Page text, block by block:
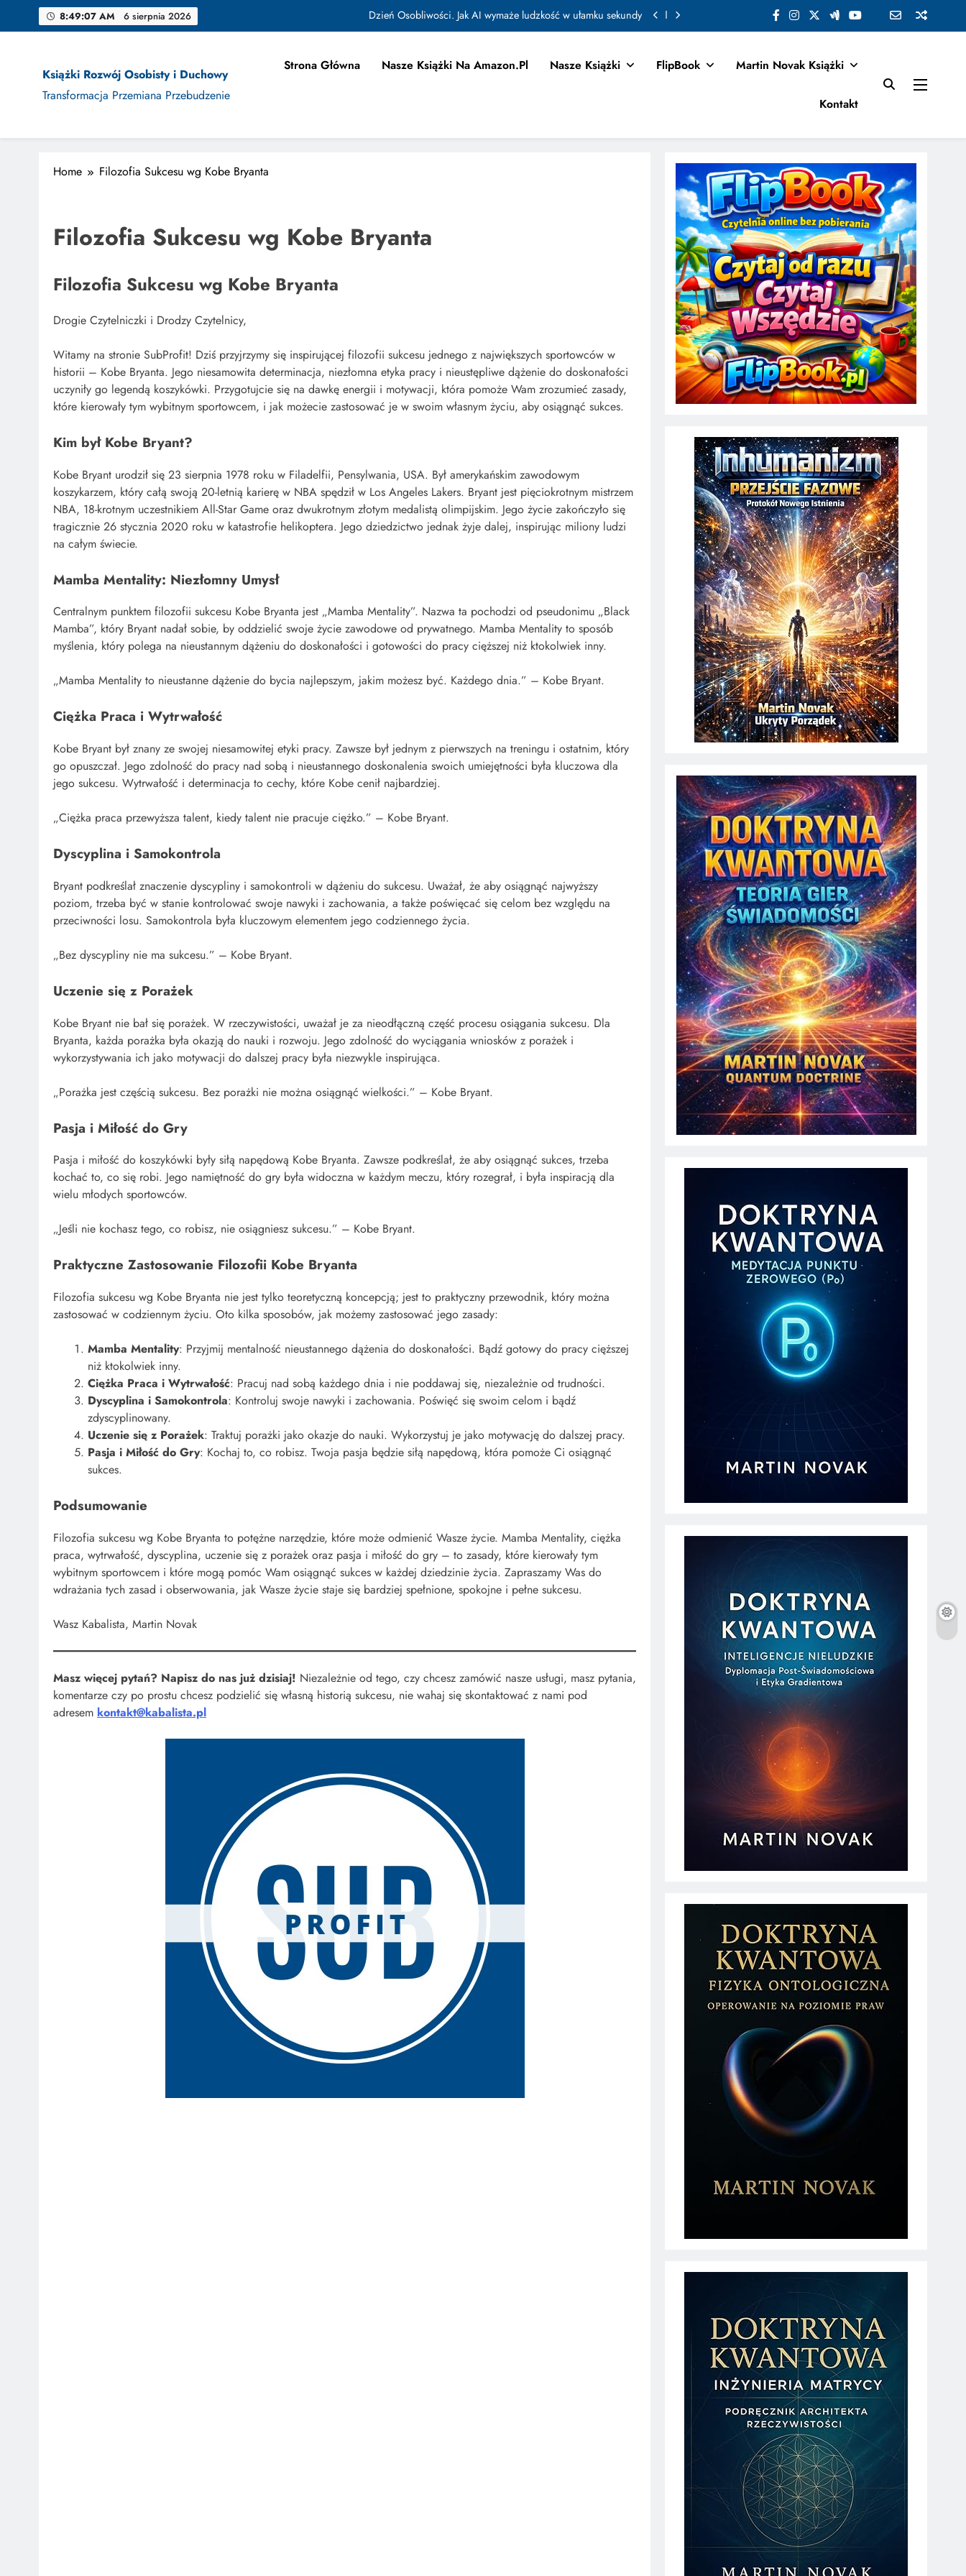
8:49:08 AM 6 sierpnia 2026
Dzień Osobliwości. Jak AI wymaże ludzkość w ułamku sekundy
Jak Projektować i Aktywować Myślokształty dla Osiągania Celów w Codziennym Życiu
Dzień Osobliwości. Jak AI wymaże ludzkość w ułamku sekundy
Książki Rozwój Osobisty i Duchowy
Transformacja Przemiana Przebudzenie
Strona Główna Nasze Książki Na Amazon.pl Nasze Książki FlipBook Martin Novak Książki
Kontakt
Home Filozofia Sukcesu wg Kobe Bryanta
Filozofia Sukcesu wg Kobe Bryanta
Filozofia Sukcesu wg Kobe Bryanta
Drogie Czytelniczki i Drodzy Czytelnicy,
Witamy na stronie SubProfit! Dziś przyjrzymy się inspirującej filozofii sukcesu jednego z największych sportowców w
historii – Kobe Bryanta. Jego niesamowita determinacja, niezłomna etyka pracy i nieustępliwe dążenie do doskonałości
uczyniły go legendą koszykówki. Przygotujcie się na dawkę energii i motywacji, która pomoże Wam zrozumieć zasady,
które kierowały tym wybitnym sportowcem, i jak możecie zastosować je w swoim własnym życiu, aby osiągnąć sukces.
Kim był Kobe Bryant?
Kobe Bryant urodził się 23 sierpnia 1978 roku w Filadelfii, Pensylwania, USA. Był amerykańskim zawodowym
koszykarzem, który całą swoją 20-letnią karierę w NBA spędził w Los Angeles Lakers. Bryant jest pięciokrotnym mistrzem
NBA, 18-krotnym uczestnikiem All-Star Game oraz dwukrotnym złotym medalistą olimpijskim. Jego życie zakończyło się
tragicznie 26 stycznia 2020 roku w katastrofie helikoptera. Jego dziedzictwo jednak żyje dalej, inspirując miliony ludzi
na całym świecie.
Mamba Mentality: Niezłomny Umysł
Centralnym punktem filozofii sukcesu Kobe Bryanta jest „Mamba Mentality”. Nazwa ta pochodzi od pseudonimu „Black
Mamba”, który Bryant nadał sobie, by oddzielić swoje życie zawodowe od prywatnego. Mamba Mentality to sposób
myślenia, który polega na nieustannym dążeniu do doskonałości i gotowości do pracy cięższej niż ktokolwiek inny.
„Mamba Mentality to nieustanne dążenie do bycia najlepszym, jakim możesz być. Każdego dnia.” – Kobe Bryant.
Ciężka Praca i Wytrwałość
Kobe Bryant był znany ze swojej niesamowitej etyki pracy. Zawsze był jednym z pierwszych na treningu i ostatnim, który
go opuszczał. Jego zdolność do pracy nad sobą i nieustannego doskonalenia swoich umiejętności była kluczowa dla
jego sukcesu. Wytrwałość i determinacja to cechy, które Kobe cenił najbardziej.
„Ciężka praca przewyższa talent, kiedy talent nie pracuje ciężko.” – Kobe Bryant.
Dyscyplina i Samokontrola
Bryant podkreślał znaczenie dyscypliny i samokontroli w dążeniu do sukcesu. Uważał, że aby osiągnąć najwyższy
poziom, trzeba być w stanie kontrolować swoje nawyki i zachowania, a także poświęcać się celom bez względu na
przeciwności losu. Samokontrola była kluczowym elementem jego codziennego życia.
„Bez dyscypliny nie ma sukcesu.” – Kobe Bryant.
Uczenie się z Porażek
Kobe Bryant nie bał się porażek. W rzeczywistości, uważał je za nieodłączną część procesu osiągania sukcesu. Dla
Bryanta, każda porażka była okazją do nauki i rozwoju. Jego zdolność do wyciągania wniosków z porażek i
wykorzystywania ich jako motywacji do dalszej pracy była niezwykle inspirująca.
„Porażka jest częścią sukcesu. Bez porażki nie można osiągnąć wielkości.” – Kobe Bryant.
Pasja i Miłość do Gry
Pasja i miłość do koszykówki były siłą napędową Kobe Bryanta. Zawsze podkreślał, że aby osiągnąć sukces, trzeba
kochać to, co się robi. Jego namiętność do gry była widoczna w każdym meczu, który rozegrał, i była inspiracją dla
wielu młodych sportowców.
„Jeśli nie kochasz tego, co robisz, nie osiągniesz sukcesu.” – Kobe Bryant.
Praktyczne Zastosowanie Filozofii Kobe Bryanta
Filozofia sukcesu wg Kobe Bryanta nie jest tylko teoretyczną koncepcją; jest to praktyczny przewodnik, który można
zastosować w codziennym życiu. Oto kilka sposobów, jak możemy zastosować jego zasady:
Mamba Mentality: Przyjmij mentalność nieustannego dążenia do doskonałości. Bądź gotowy do pracy cięższej
niż ktokolwiek inny.
Ciężka Praca i Wytrwałość: Pracuj nad sobą każdego dnia i nie poddawaj się, niezależnie od trudności.
Dyscyplina i Samokontrola: Kontroluj swoje nawyki i zachowania. Poświęć się swoim celom i bądź
zdyscyplinowany.
Uczenie się z Porażek: Traktuj porażki jako okazje do nauki. Wykorzystuj je jako motywację do dalszej pracy.
Pasja i Miłość do Gry: Kochaj to, co robisz. Twoja pasja będzie siłą napędową, która pomoże Ci osiągnąć
sukces.
Podsumowanie
Filozofia sukcesu wg Kobe Bryanta to potężne narzędzie, które może odmienić Wasze życie. Mamba Mentality, ciężka
praca, wytrwałość, dyscyplina, uczenie się z porażek oraz pasja i miłość do gry – to zasady, które kierowały tym
wybitnym sportowcem i które mogą pomóc Wam osiągnąć sukces w każdej dziedzinie życia. Zapraszamy Was do
wdrażania tych zasad i obserwowania, jak Wasze życie staje się bardziej spełnione, spokojne i pełne sukcesu.
Wasz Kabalista, Martin Novak
Masz więcej pytań? Napisz do nas już dzisiaj! Niezależnie od tego, czy chcesz zamówić nasze usługi, masz pytania,
komentarze czy po prostu chcesz podzielić się własną historią sukcesu, nie wahaj się skontaktować z nami pod
adresem kontakt@kabalista.pl